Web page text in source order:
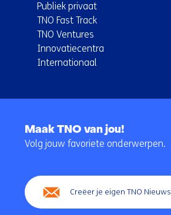
Publiek privaat
TNO Fast Track
TNO Ventures
Innovatiecentra
Internationaal
navigatie
Maak TNO van jou!
Volg jouw favoriete onderwerpen.
Creëer je eigen TNO Nieuws